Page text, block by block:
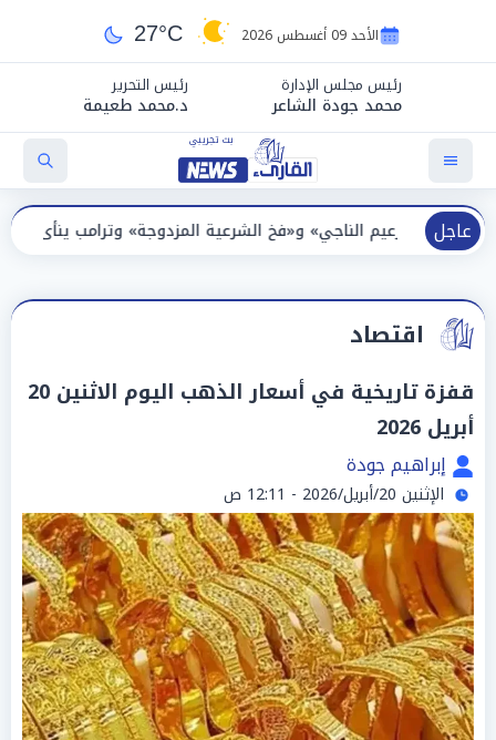
الأحد 09 أغسطس 2026 27°C
رئيس مجلس الإدارة
محمد جودة الشاعر
رئيس التحرير
د.محمد طعيمة
عاجل
الناجي» و«فخ الشرعية المزدوجة» وترامب ينأى بنفسه وحليفه في
اقتصاد
قفزة تاريخية في أسعار الذهب اليوم الاثنين 20
أبريل 2026
إبراهيم جودة
الإثنين 20/أبريل/2026 - 12:11 ص